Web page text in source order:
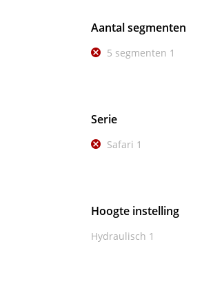
Aantal segmenten
5 segmenten 1
Serie
Safari 1
Hoogte instelling
Hydraulisch 1